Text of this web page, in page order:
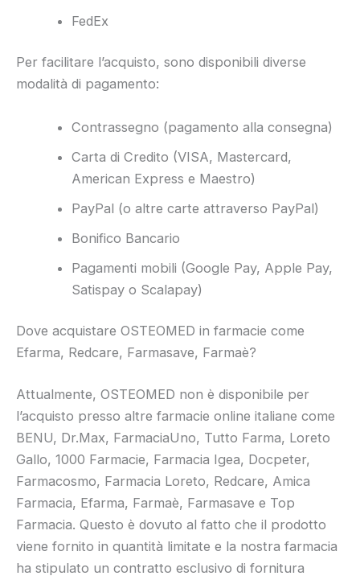
FedEx
Per facilitare l’acquisto, sono disponibili diverse
modalità di pagamento:
Contrassegno (pagamento alla consegna)
Carta di Credito (VISA, Mastercard,
American Express e Maestro)
PayPal (o altre carte attraverso PayPal)
Bonifico Bancario
Pagamenti mobili (Google Pay, Apple Pay,
Satispay o Scalapay)
Dove acquistare OSTEOMED in farmacie come
Efarma, Redcare, Farmasave, Farmaè?
Attualmente, OSTEOMED non è disponibile per
l’acquisto presso altre farmacie online italiane come
BENU, Dr.Max, FarmaciaUno, Tutto Farma, Loreto
Gallo, 1000 Farmacie, Farmacia Igea, Docpeter,
Farmacosmo, Farmacia Loreto, Redcare, Amica
Farmacia, Efarma, Farmaè, Farmasave e Top
Farmacia. Questo è dovuto al fatto che il prodotto
viene fornito in quantità limitate e la nostra farmacia
ha stipulato un contratto esclusivo di fornitura